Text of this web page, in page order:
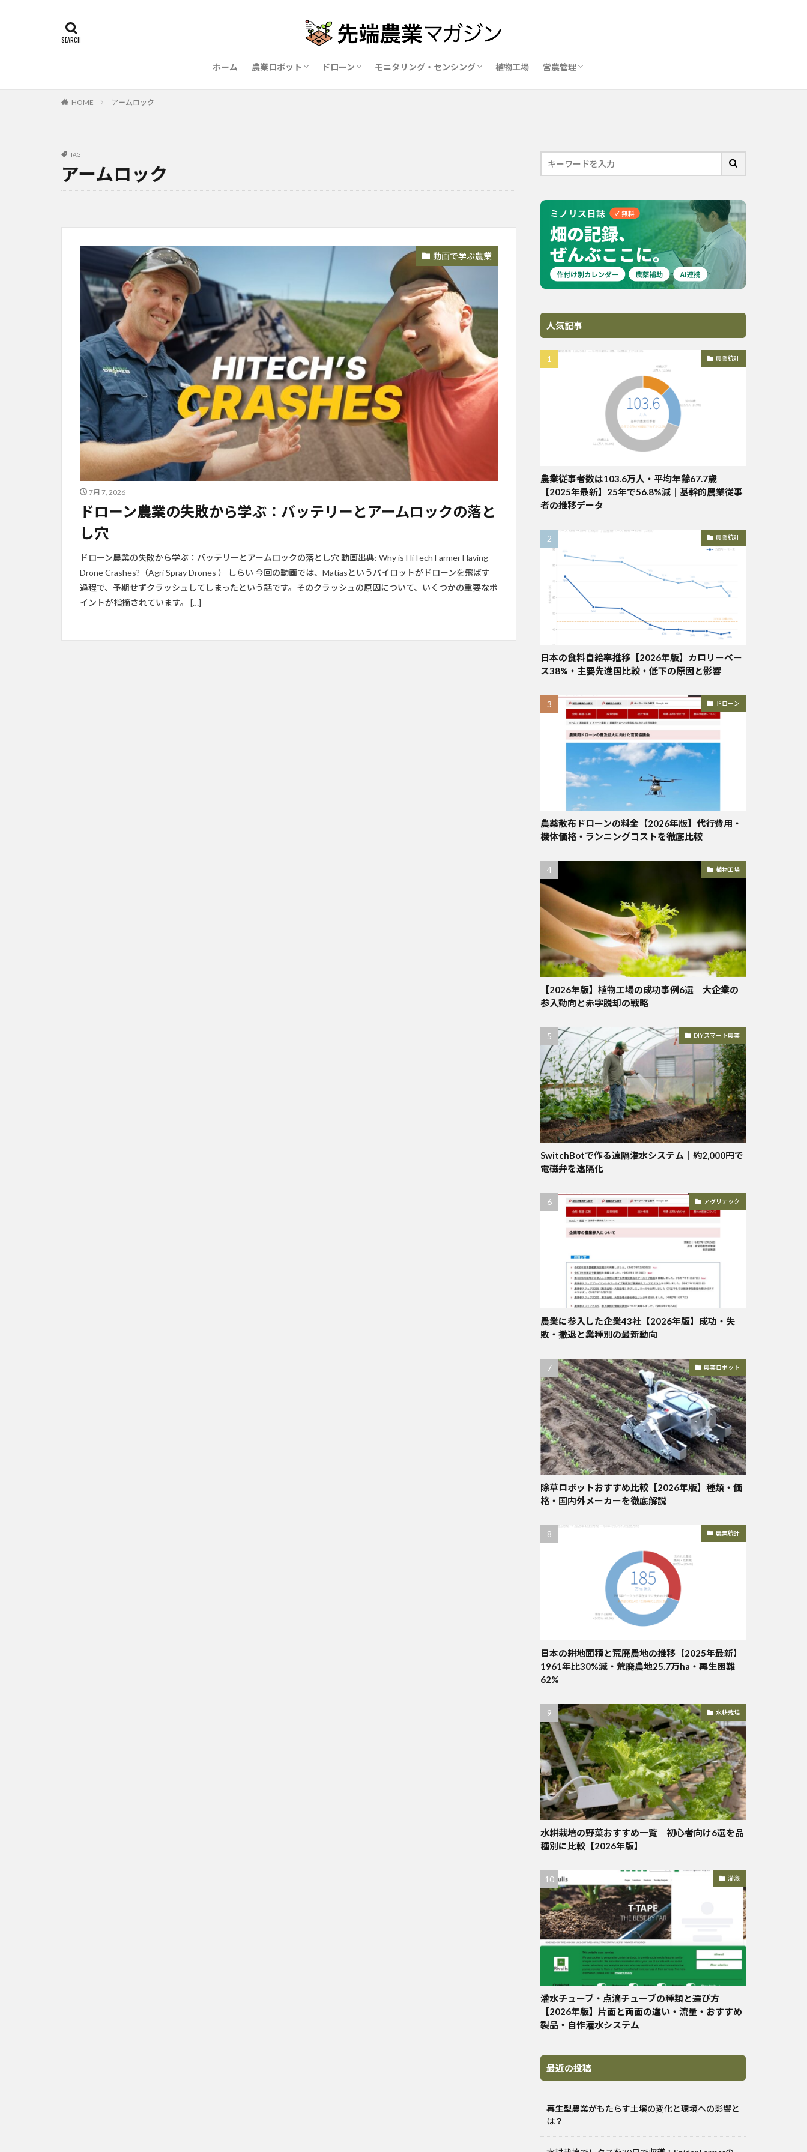
ホーム 農業ロボット
農業ロボットメーカー比較15社
ドローン
ドローン農薬散布の代行業者比較
ハウス用遮光剤・遮熱剤の比較
モニタリング・センシング
農業用環境制御システム比較
植物工場 営農管理
圃場管理アプリおすすめ10選
農業用トイレ比較
バイオスティミュラント完全ガイド
HOME アームロック
TAG
アームロック
動画で学ぶ農業
7月 7, 2026
ドローン農業の失敗から学ぶ：バッテリーとアームロックの落と
し穴
ドローン農業の失敗から学ぶ：バッテリーとアームロックの落とし穴 動画出典: Why is HiTech Farmer Having
Drone Crashes?（Agri Spray Drones ） しらい 今回の動画では、Matiasというパイロットがドローンを飛ばす
過程で、予期せずクラッシュしてしまったという話です。そのクラッシュの原因について、いくつかの重要なポ
イントが指摘されています。 […]
人気記事
農業統計
農業従事者数は103.6万人・平均年齢67.7歳
【2025年最新】25年で56.8%減｜基幹的農業従事
者の推移データ
農業統計
日本の食料自給率推移【2026年版】カロリーベー
ス38%・主要先進国比較・低下の原因と影響
ドローン
農薬散布ドローンの料金【2026年版】代行費用・
機体価格・ランニングコストを徹底比較
植物工場
【2026年版】植物工場の成功事例6選｜大企業の
参入動向と赤字脱却の戦略
DIYスマート農業
SwitchBotで作る遠隔潅水システム｜約2,000円で
電磁弁を遠隔化
アグリテック
農業に参入した企業43社【2026年版】成功・失
敗・撤退と業種別の最新動向
農業ロボット
除草ロボットおすすめ比較【2026年版】種類・価
格・国内外メーカーを徹底解説
農業統計
日本の耕地面積と荒廃農地の推移【2025年最新】
1961年比30%減・荒廃農地25.7万ha・再生困難
62%
水耕栽培
水耕栽培の野菜おすすめ一覧｜初心者向け6選を品
種別に比較【2026年版】
灌漑
灌水チューブ・点滴チューブの種類と選び方
【2026年版】片面と両面の違い・流量・おすすめ
製品・自作灌水システム
最近の投稿
再生型農業がもたらす土壌の変化と環境への影響と
は？